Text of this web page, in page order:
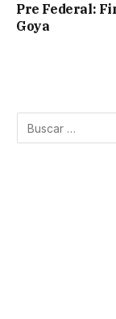
Pre Federal:
Goya